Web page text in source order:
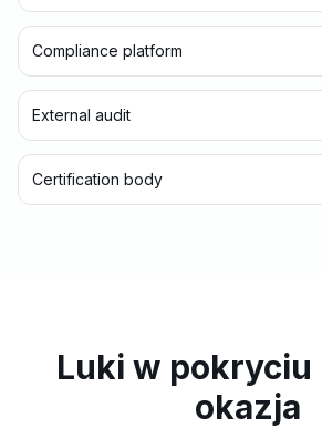
Compliance platform
External audit
Certification body
Luki w pokryciu
okazja